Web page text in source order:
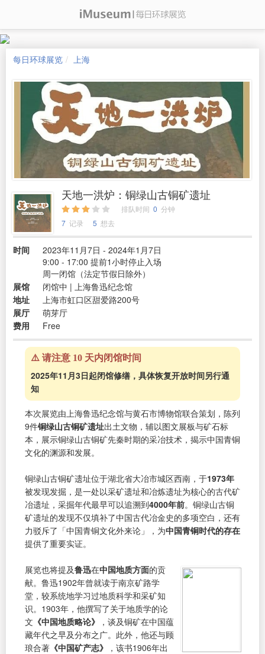
每日环球展览 上海
天地一洪炉：铜绿山古铜矿遗址
排队时间 0 分钟
7 记录 5 想去
时间
2023年11月7日 - 2024年1月7日
9:00 - 17:00 提前1小时停止入场
周一闭馆（法定节假日除外）
展馆
闭馆中 | 上海鲁迅纪念馆
地址
上海市虹口区甜爱路200号
展厅
萌芽厅
费用
Free
⚠️ 请注意 10 天内闭馆时间
2025年11月3日起闭馆修缮，具体恢复开放时间另行通
知
本次展览由上海鲁迅纪念馆与黄石市博物馆联合策划，陈列
9件铜绿山古铜矿遗址出土文物，辅以图文展板与矿石标
本，展示铜绿山古铜矿先秦时期的采冶技术，揭示中国青铜
文化的渊源和发展。
铜绿山古铜矿遗址位于湖北省大冶市城区西南，于1973年
被发现发掘，是一处以采矿遗址和冶炼遗址为核心的古代矿
冶遗址，采掘年代最早可以追溯到4000年前。铜绿山古铜
矿遗址的发现不仅填补了中国古代冶金史的多项空白，还有
力驳斥了「中国青铜文化外来论」，为中国青铜时代的存在
提供了重要实证。
展览也将提及鲁迅在中国地质方面的贡
献。鲁迅1902年曾就读于南京矿路学
堂，较系统地学习过地质科学和采矿知
识。1903年，他撰写了关于地质学的论
文 《中国地质略论》
，谈及铜矿在中国蕴
藏年代之早及分布之广。此外，他还与顾
琅合著 《中国矿产志》
，该书1906年出